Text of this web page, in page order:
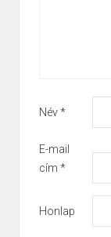
Név*
E-mail
cím *
Honlap